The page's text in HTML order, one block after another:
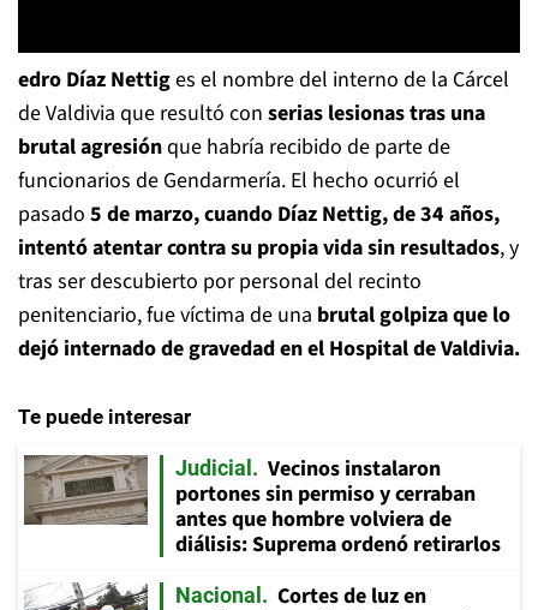
edro Díaz Nettiges el nombre del interno de la Cárcel
de Valdivia que resultó con serias lesionas tras una
brutal agresiónque habría recibido de parte de
funcionarios de Gendarmería. El hecho ocurrió el
pasado 5 de marzo, cuando Díaz Nettig, de 34 años,
intentó atentar contra su propia vida sin resultados, y
tras ser descubierto por personal del recinto
penitenciario, fue víctima de una brutal golpiza que lo
dejó internado de gravedad en el Hospital de Valdivia.
Te puede interesar
Judicial
Vecinos instalaron
portones sin permiso y cerraban
antes que hombre volviera de
diálisis: Suprema ordenó retirarlos
Nacional
Cortes de luz en